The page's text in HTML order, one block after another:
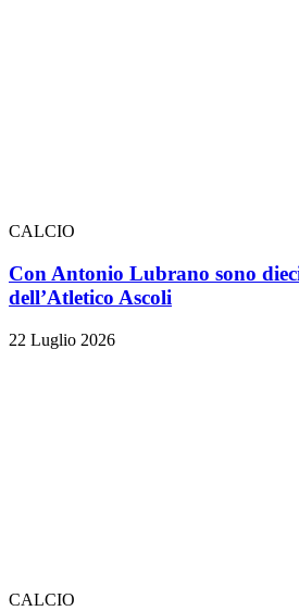
CALCIO
Con Antonio Lubrano sono
dell’Atletico Ascoli
22 Luglio 2026
CALCIO